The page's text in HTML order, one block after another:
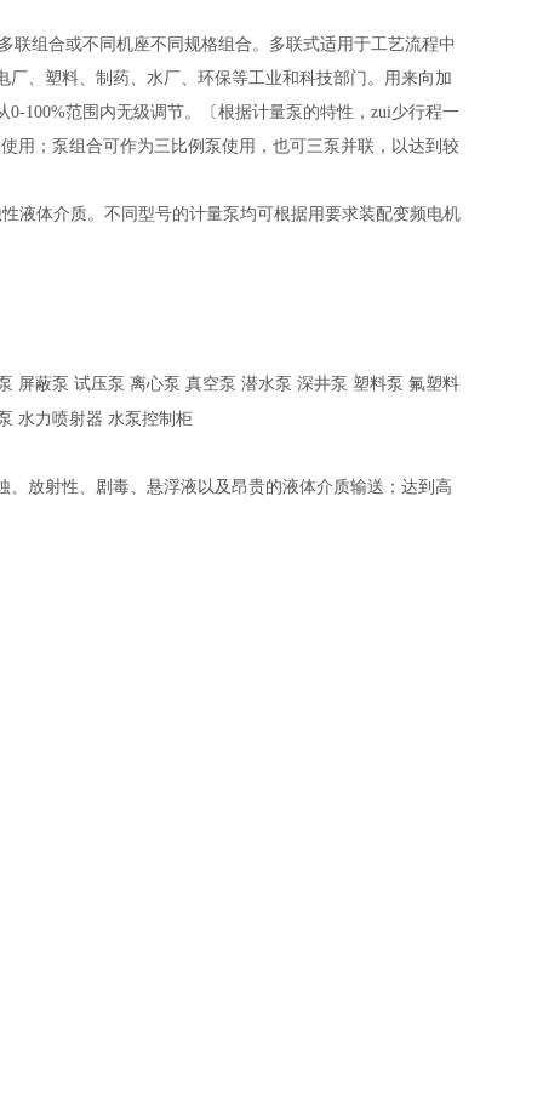
联组合或不同机座不同规格组合。多联式适用于工艺流程中
、塑料、制药、水厂、环保等工业和科技部门。用来向加
100%范围内无级调节。〔根据计量泵的特性，zui少行程一
用；泵组合可作为三比例泵使用，也可三泵并联，以达到较
液体介质。不同型号的计量泵均可根据用要求装配变频电机
屏蔽泵 试压泵 离心泵 真空泵 潜水泵 深井泵 塑料泵 氟塑料
水力喷射器 水泵控制柜
放射性、剧毒、悬浮液以及昂贵的液体介质输送；达到高